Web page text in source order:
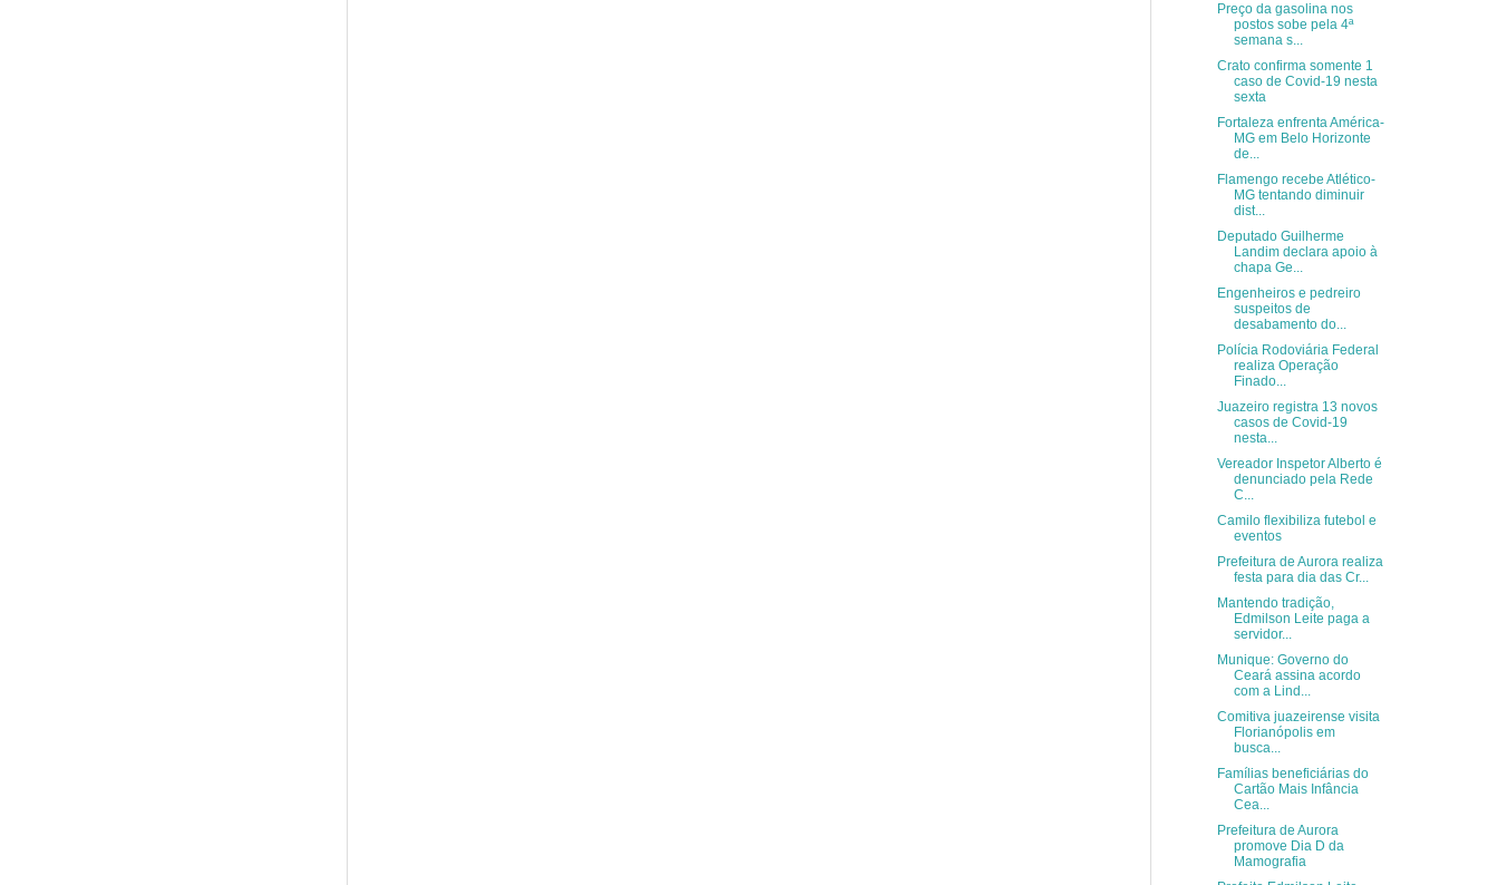
Preço da gasolina nos
postos sobe pela 4ª
semana s...
Crato confirma somente 1
caso de Covid-19 nesta
sexta
Fortaleza enfrenta América-
MG em Belo Horizonte
de...
Flamengo recebe Atlético-
MG tentando diminuir
dist...
Deputado Guilherme
Landim declara apoio à
chapa Ge...
Engenheiros e pedreiro
suspeitos de
desabamento do...
Polícia Rodoviária Federal
realiza Operação
Finado...
Juazeiro registra 13 novos
casos de Covid-19
nesta...
Vereador Inspetor Alberto é
denunciado pela Rede
C...
Camilo flexibiliza futebol e
eventos
Prefeitura de Aurora realiza
festa para dia das Cr...
Mantendo tradição,
Edmilson Leite paga a
servidor...
Munique: Governo do
Ceará assina acordo
com a Lind...
Comitiva juazeirense visita
Florianópolis em
busca...
Famílias beneficiárias do
Cartão Mais Infância
Cea...
Prefeitura de Aurora
promove Dia D da
Mamografia